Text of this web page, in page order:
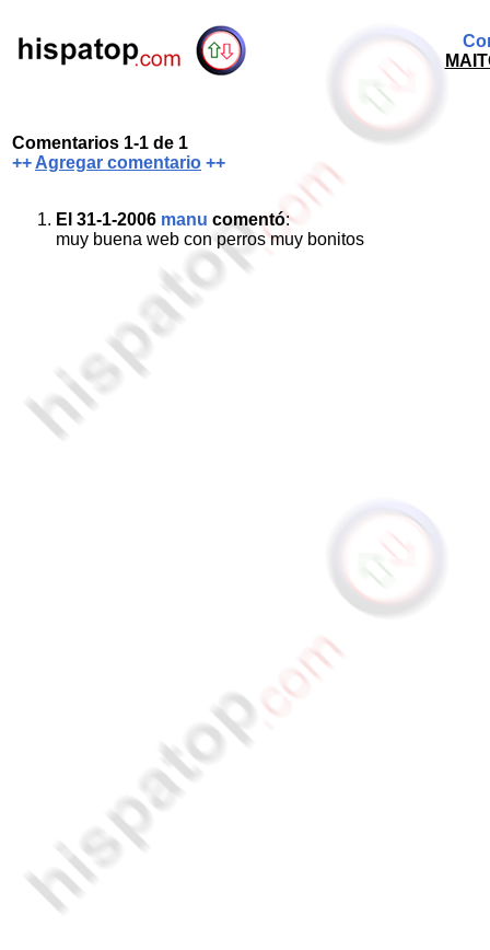
Comentarios 1-1 de 1
++ Agregar comentario ++
El 31-1-2006 manu comentó:
muy buena web con perros muy bonitos